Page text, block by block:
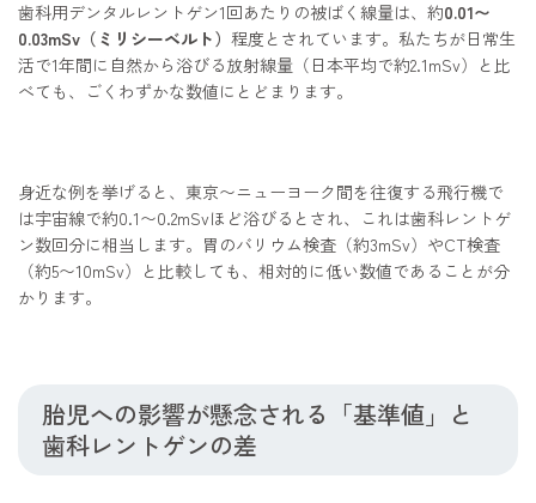
歯科用デンタルレントゲン1回あたりの被ばく線量は、約0.01〜
0.03mSv（ミリシーベルト） 程度とされています。私たちが日常生
活で1年間に自然から浴びる放射線量（日本平均で約2.1mSv）と比
べても、ごくわずかな数値にとどまります。
身近な例を挙げると、東京〜ニューヨーク間を往復する飛行機で
は宇宙線で約0.1〜0.2mSvほど浴びるとされ、これは歯科レントゲ
ン数回分に相当します。胃のバリウム検査（約3mSv）やCT検査
（約5〜10mSv）と比較しても、相対的に低い数値であることが分
かります。
胎児への影響が懸念される「基準値」と
歯科レントゲンの差